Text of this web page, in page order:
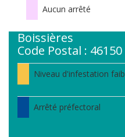
Aucun arrêté
Boissières
Code Postal : 46150
Niveau d'infestation
Arrêté préfectoral